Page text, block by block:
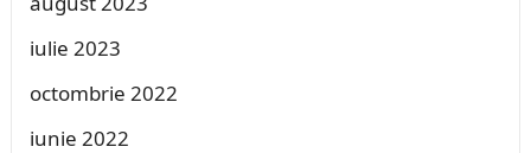
iulie 2023
octombrie 2022
iunie 2022